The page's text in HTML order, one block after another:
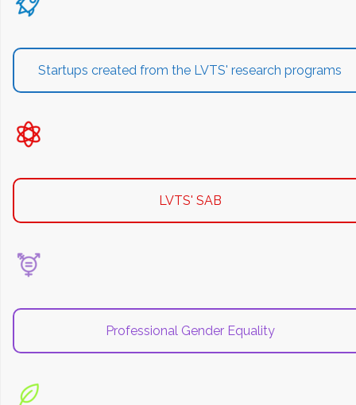
Startups created from the LVTS' research programs
LVTS' SAB
Professional Gender Equality